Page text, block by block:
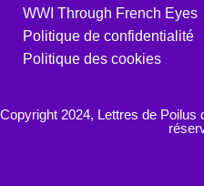
WWI Through French Eyes
Politique de confidentialité
Politique des cookies
Copyright 2024, Lettres de Poilus